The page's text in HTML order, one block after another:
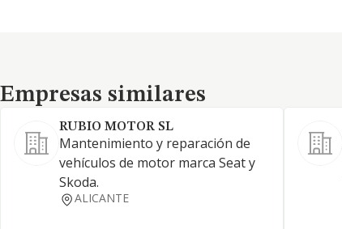
Empresas similares
Empresas similares
RUBIO MOTOR SL
Mantenimiento y reparación de
vehículos de motor marca Seat y
Skoda.
ALICANTE